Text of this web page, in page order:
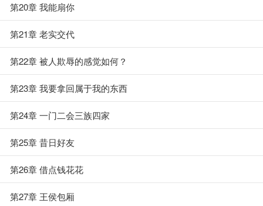
第20章 我能扇你
第21章 老实交代
第22章 被人欺辱的感觉如何？
第23章 我要拿回属于我的东西
第24章 一门二会三族四家
第25章 昔日好友
第26章 借点钱花花
第27章 王侯包厢